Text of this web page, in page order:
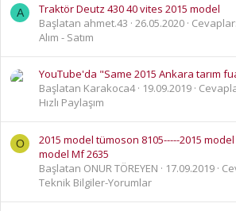
A
Traktör Deutz 430 40 vites 2015 model
Başlatan ahmet.43 26.05.2020
Alım - Satım
YouTube'da "Same 2015 Ankara tarım
Başlatan Karakoca4
19.09.2019
Hızlı Paylaşım
O
2015 model tümoson 8105-----2015 model
model Mf 2635
Başlatan ONUR TÖREYEN
17.09.2019
Teknik Bilgiler-Yorumlar